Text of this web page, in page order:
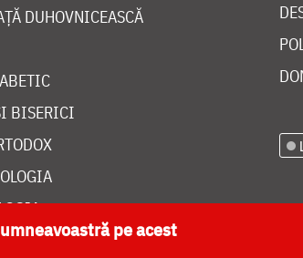
DUHOVNICEASCĂ
BISERICI
pe acest